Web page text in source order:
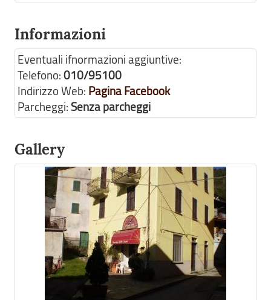
Informazioni
Eventuali ifnormazioni aggiuntive:
Telefono:010/95100
Indirizzo Web: Pagina Facebook
Parcheggi: Senza parcheggi
Gallery